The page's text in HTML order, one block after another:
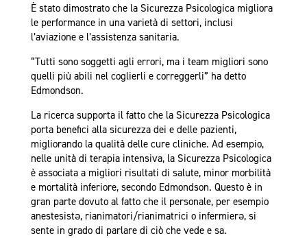
È stato dimostrato che la Sicurezza Psicologica migliora
le performance in una varietà di settori, inclusi
l’aviazione e l’assistenza sanitaria.
“Tutti sono soggetti agli errori, ma i team migliori sono
quelli più abili nel coglierli e correggerli” ha detto
Edmondson.
La ricerca supporta il fatto che la Sicurezza Psicologica
porta benefici alla sicurezza dei e delle pazienti,
migliorando la qualità delle cure cliniche. Ad esempio,
nelle unità di terapia intensiva, la Sicurezza Psicologica
è associata a migliori risultati di salute, minor morbilità
e mortalità inferiore, secondo Edmondson. Questo è in
gran parte dovuto al fatto che il personale, per esempio
anestesistə, rianimatori/rianimatrici o infermierə, si
sente in grado di parlare di ciò che vede e sa.